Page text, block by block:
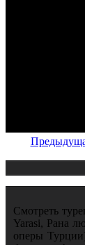
Смотреть
Yarasi, Рана
оперы